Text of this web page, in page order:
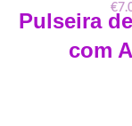
€
Pulseira
com